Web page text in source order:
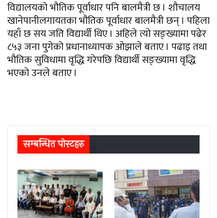
विद्यालयको भौतिक पूर्वाधार पनि बालमैत्री छ । शौचालय
खानेपानीलगायतका भौतिक पूर्वाधार बालमैत्री छन् । पहिला
यहाँ छ सय जति विद्यार्थी थिए । अहिले त्यो सङ्ख्यामा पढेर
८५३ जना पुगेको प्रधानाध्यापक ओझाले बताए । पढाइ तथा
भौतिक सुविधामा वृद्धि गरेपछि विद्यार्थी सङ्ख्यामा वृद्धि
भएको उनले बताए ।
सम्बन्धित पाेस्टहरु